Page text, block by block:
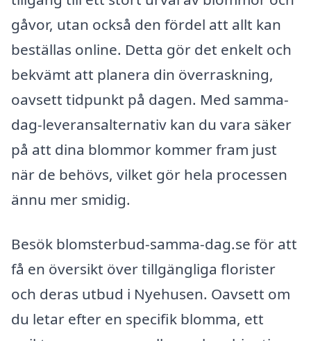
gåvor, utan också den fördel att allt kan
beställas online. Detta gör det enkelt och
bekvämt att planera din överraskning,
oavsett tidpunkt på dagen. Med samma-
dag-leveransalternativ kan du vara säker
på att dina blommor kommer fram just
när de behövs, vilket gör hela processen
ännu mer smidig.
Besök blomsterbud-samma-dag.se för att
få en översikt över tillgängliga florister
och deras utbud i Nyehusen. Oavsett om
du letar efter en specifik blomma, ett